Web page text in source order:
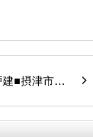
建■摂津市…